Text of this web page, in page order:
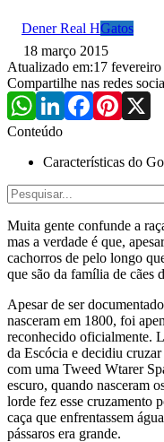
Dener Real HGatos
18 março 2015
Atualizado em:17
Compartilhe nas redes
Conteúdo
Características do
Muita gente confunde a
mas a verdade é que,
cachorros de pelo longo
que são da família de cães
Apesar de ser
nasceram em 1800, foi
reconhecido oficialmente.
da Escócia e decidiu
com uma Tweed Wtarer
escuro, quando nasceram
lorde fez esse cruzamento
caça que enfrentassem
pássaros era grande.